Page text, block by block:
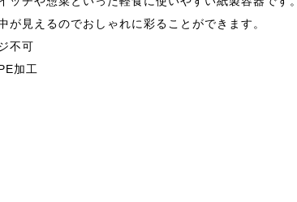
が見えるのでおしゃれに彩ることができます。
不可
加工